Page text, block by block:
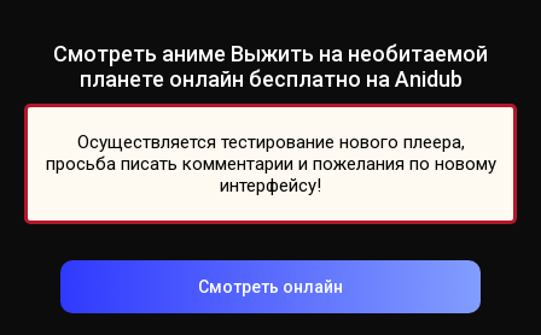
Смотреть аниме Выжить на необитаемой
планете онлайн бесплатно на Anidub
Осуществляется тестирование нового плеера,
просьба писать комментарии и пожелания по новому
интерфейсу!
Смотреть онлайн